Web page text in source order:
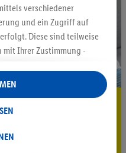
sparen³²ᵃ
verschiedener
und ein Zugriff auf
Diese sind teilweise
Ihrer Zustimmung -
mit dem IAB TCF
Werbung
Werbung werden